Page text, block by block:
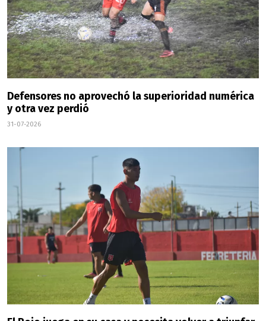
Defensores no aprovechó la superioridad numérica
y otra vez perdió
31-07-2026